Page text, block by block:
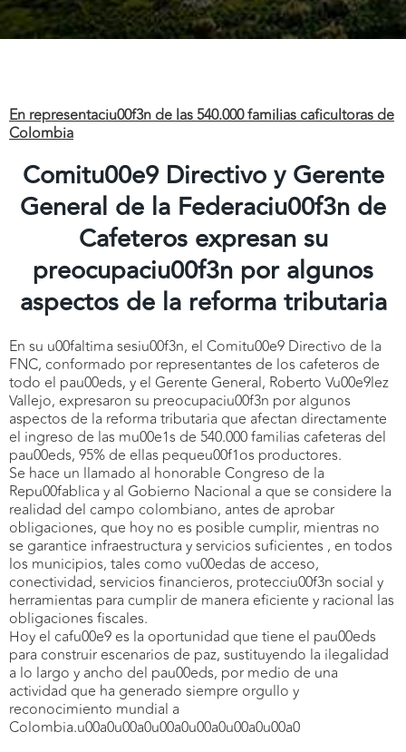
En representaciu00f3n de las 540.000 familias caficultoras de
Colombia
Comitu00e9 Directivo y Gerente
General de la Federaciu00f3n de
Cafeteros expresan su
preocupaciu00f3n por algunos
aspectos de la reforma tributaria
En su u00faltima sesiu00f3n, el Comitu00e9 Directivo de la
FNC, conformado por representantes de los cafeteros de
todo el pau00eds, y el Gerente General, Roberto Vu00e9lez
Vallejo, expresaron su preocupaciu00f3n por algunos
aspectos de la reforma tributaria que afectan directamente
el ingreso de las mu00e1s de 540.000 familias cafeteras del
pau00eds, 95% de ellas pequeu00f1os productores.
Se hace un llamado al honorable Congreso de la
Repu00fablica y al Gobierno Nacional a que se considere la
realidad del campo colombiano, antes de aprobar
obligaciones, que hoy no es posible cumplir, mientras no
se garantice infraestructura y servicios suficientes , en todos
los municipios, tales como vu00edas de acceso,
conectividad, servicios financieros, protecciu00f3n social y
herramientas para cumplir de manera eficiente y racional las
obligaciones fiscales.
Hoy el cafu00e9 es la oportunidad que tiene el pau00eds
para construir escenarios de paz, sustituyendo la ilegalidad
a lo largo y ancho del pau00eds, por medio de una
actividad que ha generado siempre orgullo y
reconocimiento mundial a
Colombia.u00a0u00a0u00a0u00a0u00a0u00a0